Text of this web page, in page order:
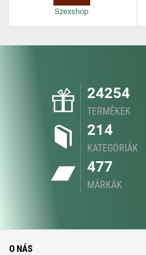
Szexshop
24254
TERMÉKEK
214
KATEGÓRIÁK
477
MÁRKÁK
O NÁS